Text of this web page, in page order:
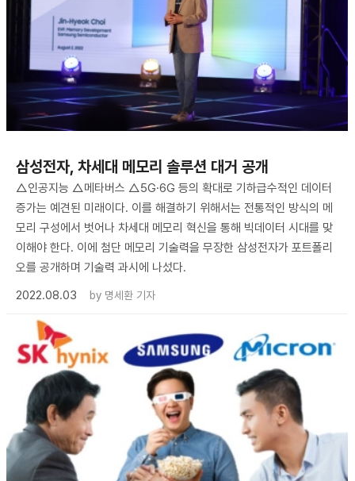
삼성전자, 차세대 메모리 솔루션 대거 공개
△인공지능 △메타버스 △5G·6G 등의 확대로 기하급수적인 데이터
증가는 예견된 미래이다. 이를 해결하기 위해서는 전통적인 방식의 메
모리 구성에서 벗어나 차세대 메모리 혁신을 통해 빅데이터 시대를 맞
이해야 한다. 이에 첨단 메모리 기술력을 무장한 삼성전자가 포트폴리
오를 공개하며 기술력 과시에 나섰다.
2022.08.03
by 명세환 기자